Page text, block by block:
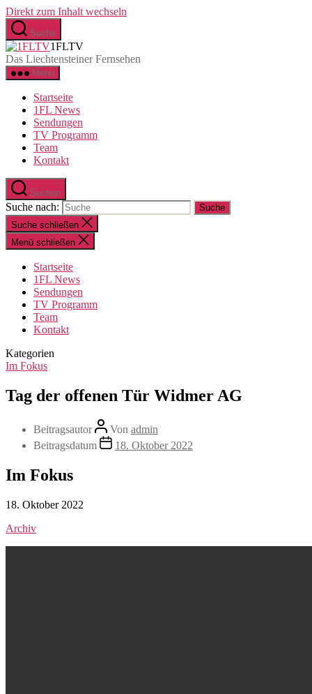
Direkt zum Inhalt wechseln
Suche
1FLTV
Das Liechtensteiner Fernsehen
Menü
Startseite
1FL News
Sendungen
TV Programm
Team
Kontakt
Suchen
Suche nach:
Suche schließen
Menü schließen
Startseite
1FL News
Sendungen
TV Programm
Team
Kontakt
Kategorien
Im Fokus
Tag der offenen Tür Widmer AG
Beitragsautor Von admin
Beitragsdatum
18. Oktober 2022
Im Fokus
18. Oktober 2022
Archiv